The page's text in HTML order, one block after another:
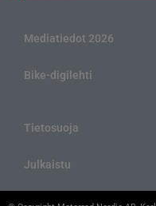
Mediatiedot 2026
Bike-digilehti
Tietosuoja
Julkaistu